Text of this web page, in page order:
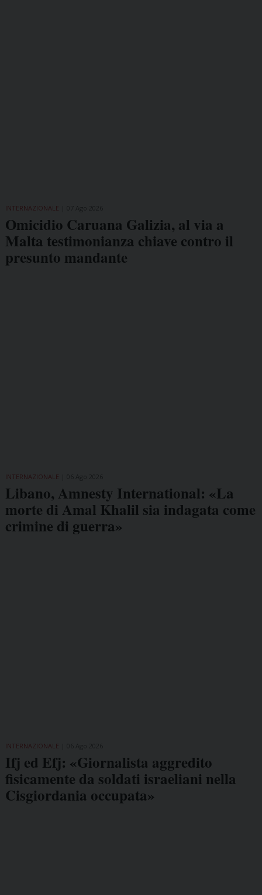
INTERNAZIONALE
Omicidio Caruana Galizia, al via a
Malta testimonianza chiave contro il
presunto mandante
INTERNAZIONALE
Libano, Amnesty International: «La
morte di Amal Khalil sia indagata come
crimine di guerra»
INTERNAZIONALE
Ifj ed Efj: «Giornalista aggredito
fisicamente da soldati israeliani nella
Cisgiordania occupata»